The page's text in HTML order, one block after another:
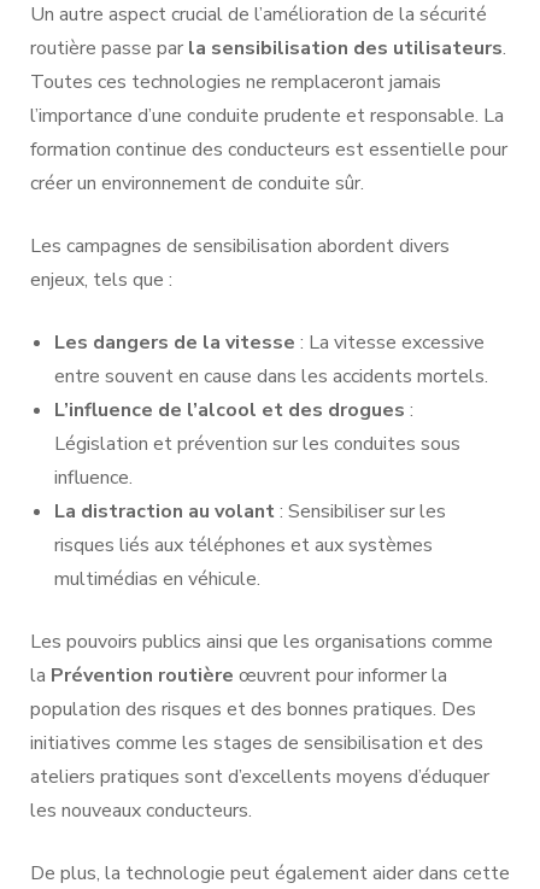
Un autre aspect crucial de l’amélioration de la sécurité
routière passe par la sensibilisation des utilisateurs.
Toutes ces technologies ne remplaceront jamais
l’importance d’une conduite prudente et responsable. La
formation continue des conducteurs est essentielle pour
créer un environnement de conduite sûr.
Les campagnes de sensibilisation abordent divers
enjeux, tels que :
Les dangers de la vitesse : La vitesse excessive
entre souvent en cause dans les accidents mortels.
L’influence de l’alcool et des drogues :
Législation et prévention sur les conduites sous
influence.
La distraction au volant: Sensibiliser sur les
risques liés aux téléphones et aux systèmes
multimédias en véhicule.
Les pouvoirs publics ainsi que les organisations comme
la Prévention routière œuvrent pour informer la
population des risques et des bonnes pratiques. Des
initiatives comme les stages de sensibilisation et des
ateliers pratiques sont d’excellents moyens d’éduquer
les nouveaux conducteurs.
De plus, la technologie peut également aider dans cette